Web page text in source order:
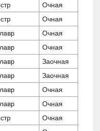
Очная
Очная
Очная
Очная
Заочная
Заочная
Очная
Очная
Очная